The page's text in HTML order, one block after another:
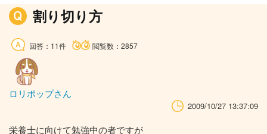
割り切り方
回答：11件 閲覧数：2857
ロリポップさん
2009/10/27 13:37:09
栄養士に向けて勉強中の者ですが